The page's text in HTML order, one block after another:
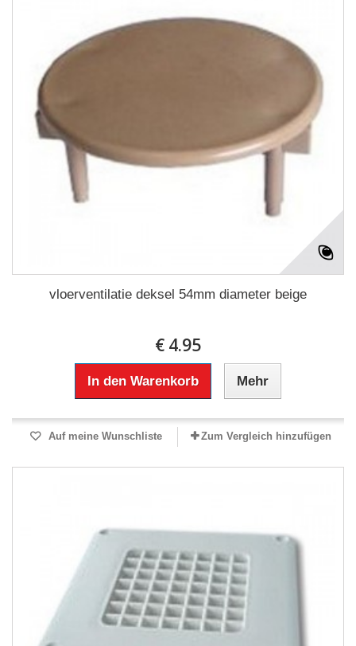
vloerventilatie deksel 54mm diameter beige
€ 4.95
In den Warenkorb Mehr
Auf meine Wunschliste Zum Vergleich hinzufügen